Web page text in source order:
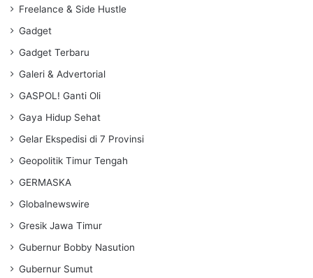
Freelance & Side Hustle
Gadget
Gadget Terbaru
Galeri & Advertorial
GASPOL! Ganti Oli
Gaya Hidup Sehat
Gelar Ekspedisi di 7 Provinsi
Geopolitik Timur Tengah
GERMASKA
Globalnewswire
Gresik Jawa Timur
Gubernur Bobby Nasution
Gubernur Sumut